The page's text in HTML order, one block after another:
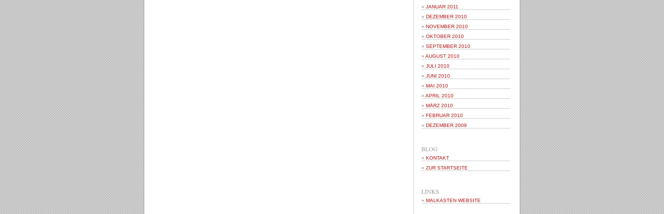
JANUAR 2011
DEZEMBER 2010
NOVEMBER 2010
OKTOBER 2010
SEPTEMBER 2010
AUGUST 2010
JULI 2010
JUNI 2010
MAI 2010
APRIL 2010
MÄRZ 2010
FEBRUAR 2010
DEZEMBER 2009
BLOG
KONTAKT
ZUR STARTSEITE
LINKS
MALKASTEN WEBSITE